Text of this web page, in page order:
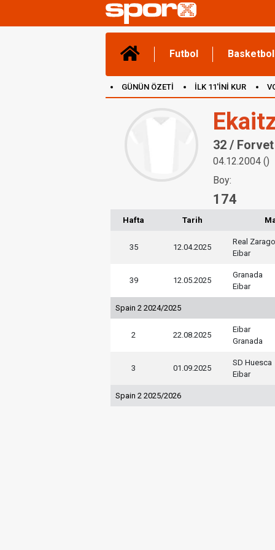
Futbol Basketbol
GÜNÜN ÖZETİ İLK 11'İNİ KUR
32 / Forvet
04.12.2004 ()
Boy:
174
Hafta Tarih
35 12.04.2025
Real
Eibar
39 12.05.2025
Granada
Eibar
Spain 2 2024/2025
2 22.08.2025
Eibar
Granada
3 01.09.2025
SD Huesca
Eibar
Spain 2 2025/2026